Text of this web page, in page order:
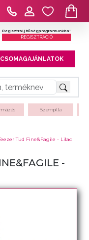
Regisztrálj hűségprogramunkba!
REGISZTRÁCIÓ
CSOMAGAJÁNLATOK
Szempilla
Tud Fine&Fagile - Lilac
-